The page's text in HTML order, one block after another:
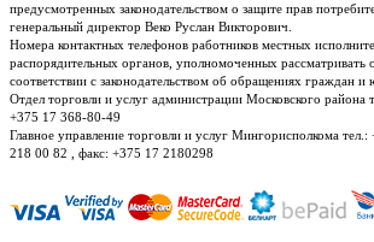
предусмотренных законодательством о защите прав
генеральный директор Веко Руслан Викторович.
Номера контактных телефонов работников местных
распорядительных органов, уполномоченных рассматривать
соответствии с законодательством об обращениях граждан и
Отдел торговли и услуг администрации Московского района
+375 17 368-80-49
Главное управление торговли и услуг Мингорисполкома
218 00 82 , факс: +375 17 2180298